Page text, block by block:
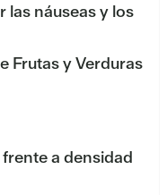
las náuseas y los
Frutas y Verduras
a densidad